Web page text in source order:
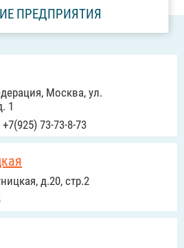
ПРЕДПРИЯТИЯ
Москва, ул.
1
73-73-8-73
д.20, стр.2